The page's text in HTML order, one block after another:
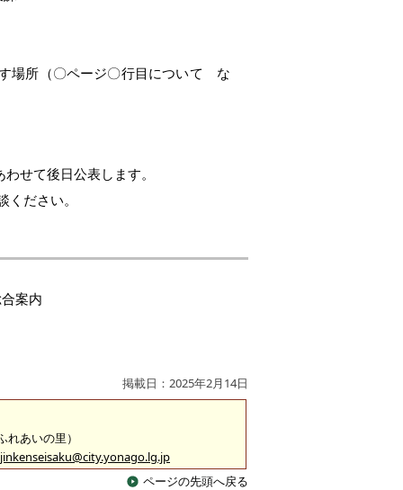
場所（〇ページ〇行目について な
せて後日公表します。
ださい。
案内
掲載日：2025年2月14日
あいの里）
jinkenseisaku@city.yonago.lg.jp
ページの先頭へ戻る